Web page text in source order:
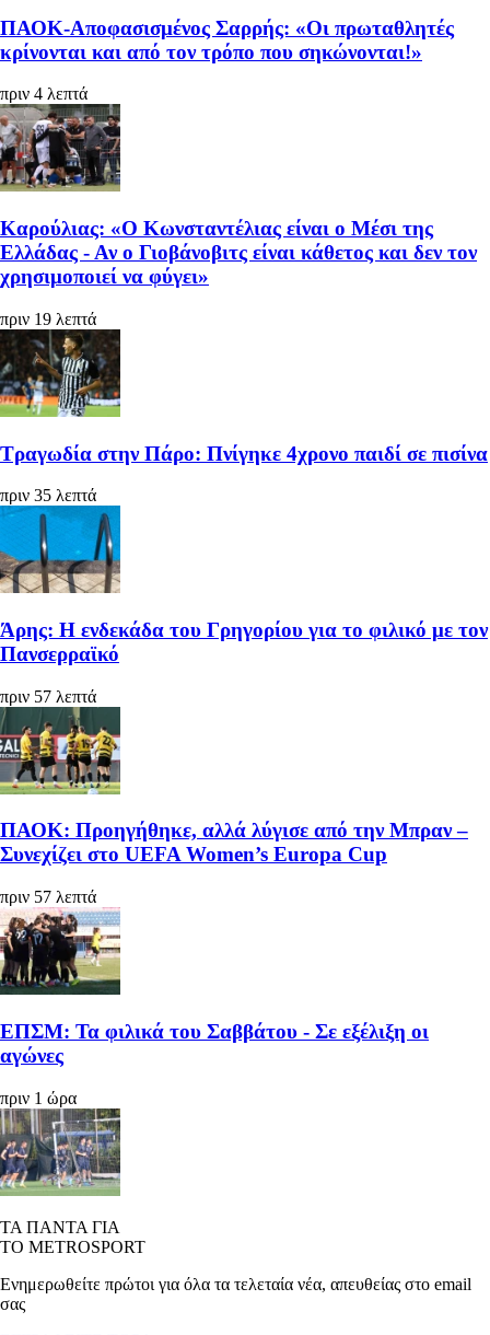
ΠΑΟΚ-Αποφασισμένος Σαρρής: «Οι πρωταθλητές
κρίνονται και από τον τρόπο που σηκώνονται!»
πριν 4 λεπτά
Καρούλιας: «Ο Κωνσταντέλιας είναι ο Μέσι της
Ελλάδας - Αν ο Γιοβάνοβιτς είναι κάθετος και δεν τον
χρησιμοποιεί να φύγει»
πριν 19 λεπτά
Τραγωδία στην Πάρο: Πνίγηκε 4χρονο παιδί σε πισίνα
πριν 35 λεπτά
Άρης: Η ενδεκάδα του Γρηγορίου για το φιλικό με τον
Πανσερραϊκό
πριν 57 λεπτά
ΠΑΟΚ: Προηγήθηκε, αλλά λύγισε από την Μπραν –
Συνεχίζει στο UEFA Women’s Europa Cup
πριν 57 λεπτά
ΕΠΣΜ: Τα φιλικά του Σαββάτου - Σε εξέλιξη οι
αγώνες
πριν 1 ώρα
ΤΑ ΠΑΝΤΑ ΓΙΑ
ΤΟ METROSPORT
Ενημερωθείτε πρώτοι για όλα τα τελεταία νέα, απευθείας στο email
σας